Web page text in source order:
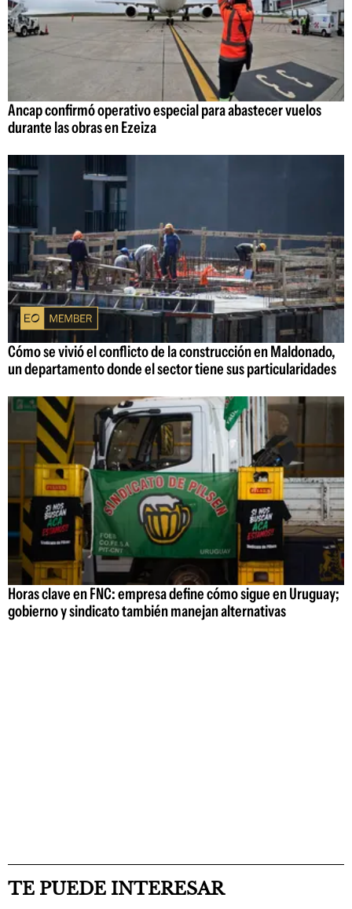
Ancap confirmó operativo especial para abastecer vuelos
durante las obras en Ezeiza
Cómo se vivió el conflicto de la construcción en Maldonado,
un departamento donde el sector tiene sus particularidades
Horas clave en FNC: empresa define cómo sigue en Uruguay;
gobierno y sindicato también manejan alternativas
TE PUEDE INTERESAR